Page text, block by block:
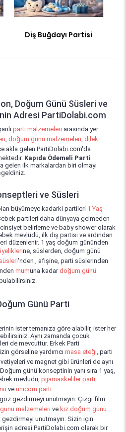
Diş Buğdayı Partisi
Doğum Günü Süsleri ve
Adresi PartiDolabi.com
parti malzemeleri arasında yer
, doğum günü malzemeleri, dilek
akla gelen PartiDolabi.com'da
Kapıda Ödemeli Parti
gelen ilk markalardan biri olmayı
ve Süsleri
büyümeye kadarki partileri 1 Yaş
partileri daha dünyaya gelmeden
belirleme ve baby shower olarak
mevlüdü, ilk diş partisi ve ardından
düzenlenir. 1 yaş doğum gününden
ne, süslerden, doğum günü
'nden , afişine, parti süslerinden
nden mumuna kadardoğum günü
Günü Parti
ister temanıza göre alabilir, ister her
Aynı zamanda çocuk
de mevcuttur. Erkek Parti
görseline yardımcı masa eteği, parti
ve magnet gibi ürünleri de aynı
günü konseptinin yanı sıra 1 yaş,
mevlüdü, pijamaskeliler parti
ve unicorn parti
gezdirmeyi unutmayın. Çizgi film
malzemeleri ve kız doğum günü
unutmayın. Sizin için
adresi PartiDolabi.com olarak bir